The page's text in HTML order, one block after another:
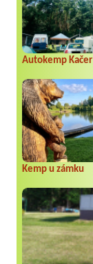
Autokemp Kačer
Kemp u zámku